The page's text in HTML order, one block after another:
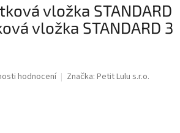
vložka STANDARD
vložka STANDARD 3
hodnocení Značka: Petit Lulu s.r.o.